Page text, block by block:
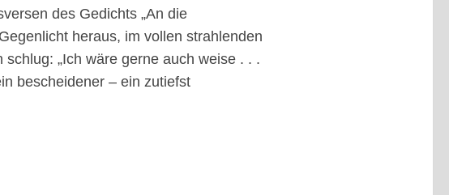
des Gedichts „An die
heraus, im vollen strahlenden
„Ich wäre gerne auch weise . . .
bescheidener – ein zutiefst